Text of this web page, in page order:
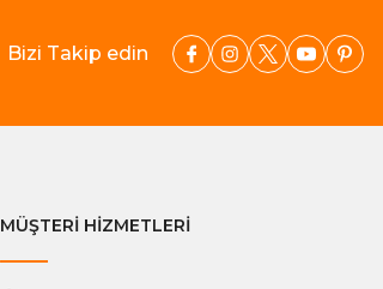
Bizi Takip edin
MÜŞTERİ HİZMETLERİ